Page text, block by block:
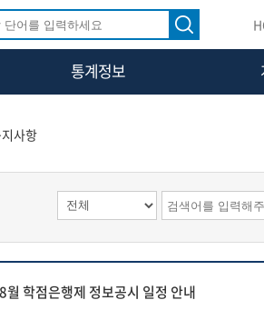
통계정보
사항
학점은행제 정보공시 일정 안내